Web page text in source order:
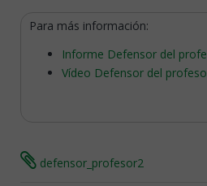
Para más información:
Informe Defensor del
Vídeo Defensor del
defensor_profesor2